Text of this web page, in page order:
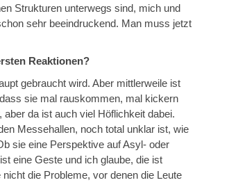
Strukturen unterwegs sind, mich und
sehr beeindruckend. Man muss jetzt
Reaktionen?
gebraucht wird. Aber mittlerweile ist
sie mal rauskommen, mal kickern
da ist auch viel Höflichkeit dabei.
Messehallen, noch total unklar ist, wie
sie eine Perspektive auf Asyl- oder
eine Geste und ich glaube, die ist
die Probleme, vor denen die Leute